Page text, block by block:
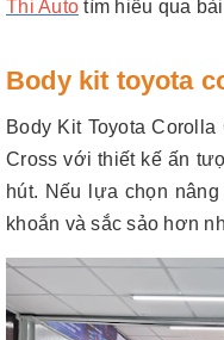
Thi Auto tìm hiểu qua
Body kit toyota
Body Kit Toyota
Cross với thiết kế ấn
hút. Nếu lựa chọn
khoắn và sắc sảo hơn